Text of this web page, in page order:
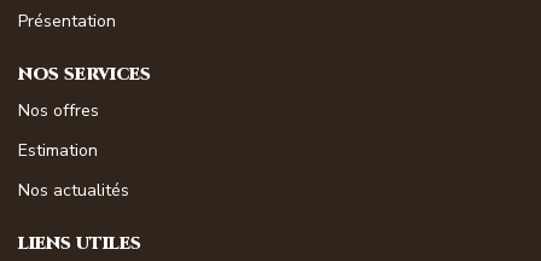
Présentation
NOS SERVICES
Nos offres
Estimation
Nos actualités
LIENS UTILES